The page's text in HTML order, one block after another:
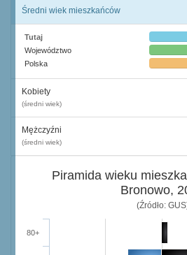
Średni wiek mieszkańców
Tutaj
Województwo
Polska
Kobiety
(średni wiek)
Mężczyźni
(średni wiek)
Piramida wieku
Bronowo,
(Źródło:
80+